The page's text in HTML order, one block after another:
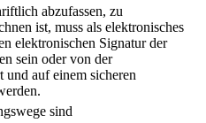
abzufassen, zu
ist, muss als elektronisches
elektronischen Signatur der
sein oder von der
und auf einem sicheren
sind